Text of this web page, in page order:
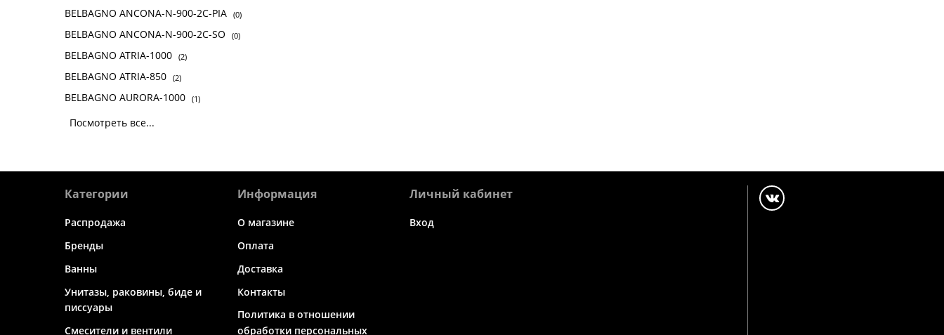
BELBAGNO ANCONA-N-900-2C-PIA (0)
BELBAGNO ANCONA-N-900-2C-SO (0)
BELBAGNO ATRIA-1000 (2)
BELBAGNO ATRIA-850 (2)
BELBAGNO AURORA-1000 (1)
Посмотреть все...
Категории
Распродажа
Бренды
Ванны
Унитазы, раковины, биде и
писсуары
Смесители и вентили
Информация
О магазине
Оплата
Доставка
Контакты
Политика в отношении
обработки персональных
Личный кабинет
Вход